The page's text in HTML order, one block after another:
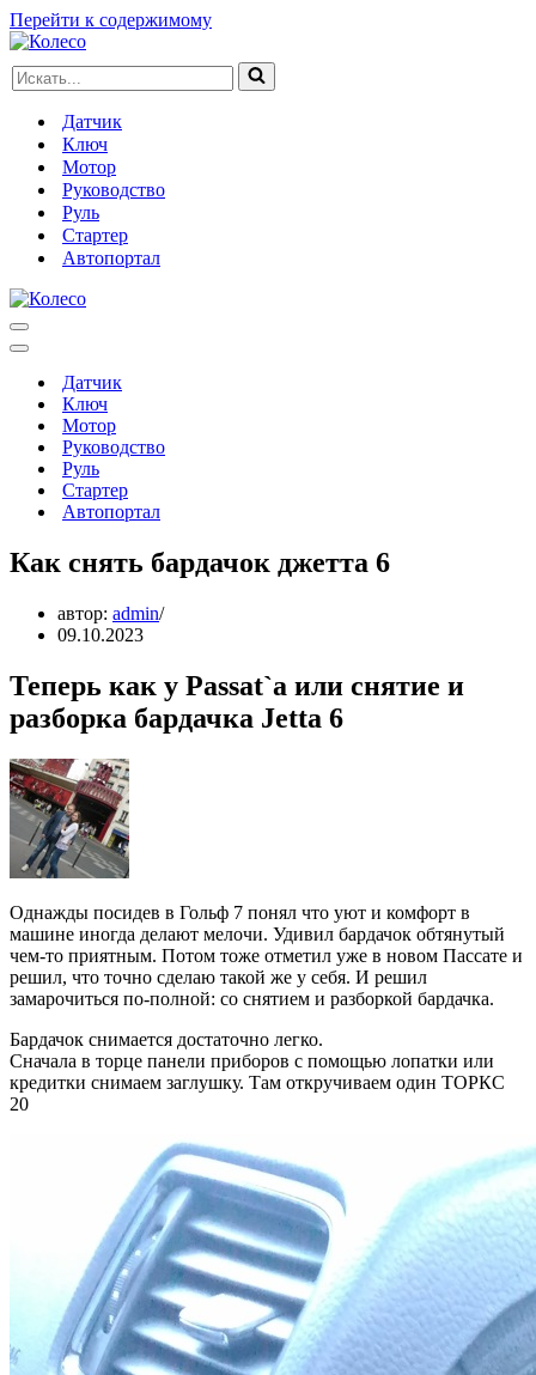
Перейти к содержимому
Искать...
Датчик
Ключ
Мотор
Руководство
Руль
Стартер
Автопортал
Меню
навигации
Меню
навигацииДатчик
Ключ
Мотор
Руководство
Руль
Стартер
Автопортал
Как снять бардачок джетта 6
автор: admin
09.10.2023
Теперь как у Passat`а или снятие и
разборка бардачка Jetta 6
Однажды посидев в Гольф 7 понял что уют и комфорт в
машине иногда делают мелочи. Удивил бардачок обтянутый
чем-то приятным. Потом тоже отметил уже в новом Пассате и
решил, что точно сделаю такой же у себя. И решил
замарочиться по-полной: со снятием и разборкой бардачка.
Бардачок снимается достаточно легко.
Сначала в торце панели приборов с помощью лопатки или
кредитки снимаем заглушку. Там откручиваем один ТОРКС
20